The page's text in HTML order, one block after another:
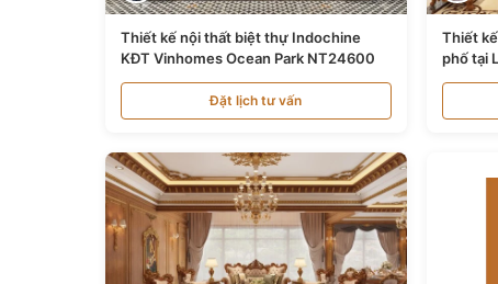
Thiết kế nội thất biệt thự Indochine
KĐT Vinhomes Ocean Park NT24600
Đặt lịch tư vấn
Thiết
phố tại